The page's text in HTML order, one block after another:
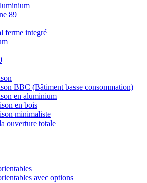
89
ferme integré
BBC (Bâtiment basse consommation)
en aluminium
en bois
minimaliste
ouverture totale
avec options